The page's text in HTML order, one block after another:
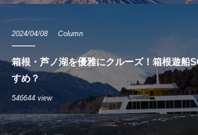
2024/04/08 Column
箱根・芦ノ湖を優雅にクルーズ！箱根遊船
すめ？
546644 view